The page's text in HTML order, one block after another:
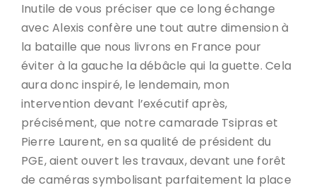
Inutile de vous préciser que ce long échange
avec Alexis confère une tout autre dimension à
la bataille que nous livrons en France pour
éviter à la gauche la débâcle qui la guette. Cela
aura donc inspiré, le lendemain, mon
intervention devant l’exécutif après,
précisément, que notre camarade Tsipras et
Pierre Laurent, en sa qualité de président du
PGE, aient ouvert les travaux, devant une forêt
de caméras symbolisant parfaitement la place